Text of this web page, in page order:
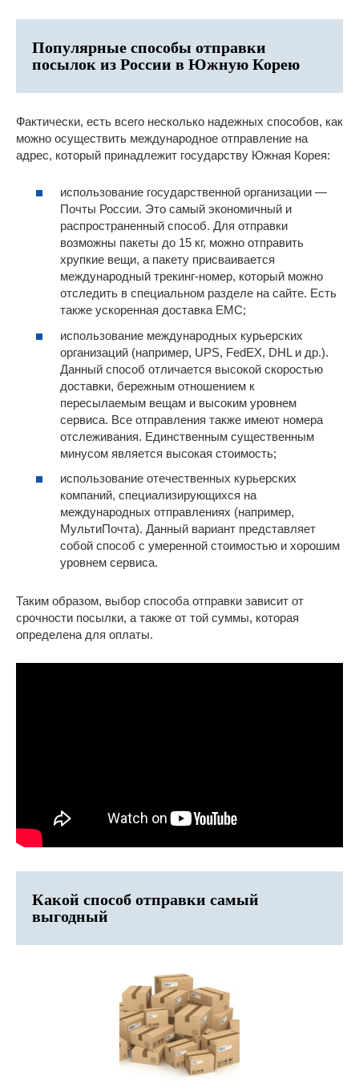
Популярные способы отправки
посылок из России в Южную Корею
Фактически, есть всего несколько надежных способов, как
можно осуществить международное отправление на
адрес, который принадлежит государству Южная Корея:
использование государственной организации —
Почты России. Это самый экономичный и
распространенный способ. Для отправки
возможны пакеты до 15 кг, можно отправить
хрупкие вещи, а пакету присваивается
международный трекинг-номер, который можно
отследить в специальном разделе на сайте. Есть
также ускоренная доставка EMC;
использование международных курьерских
организаций (например, UPS, FedEX, DHL и др.).
Данный способ отличается высокой скоростью
доставки, бережным отношением к
пересылаемым вещам и высоким уровнем
сервиса. Все отправления также имеют номера
отслеживания. Единственным существенным
минусом является высокая стоимость;
использование отечественных курьерских
компаний, специализирующихся на
международных отправлениях (например,
МультиПочта). Данный вариант представляет
собой способ с умеренной стоимостью и хорошим
уровнем сервиса.
Таким образом, выбор способа отправки зависит от
срочности посылки, а также от той суммы, которая
определена для оплаты.
Какой способ отправки самый
выгодный